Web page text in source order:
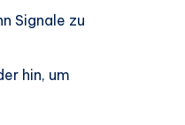
Signale zu
hin, um